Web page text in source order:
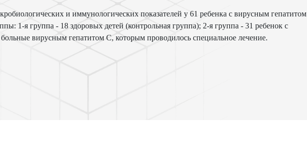
и иммунологических показателей у 61 ребенка с вирусным гепатитом
1-я группа - 18 здоровых детей (контрольная группа); 2-я группа - 31 ребенок с
вирусным гепатитом С, которым проводилось специальное лечение.